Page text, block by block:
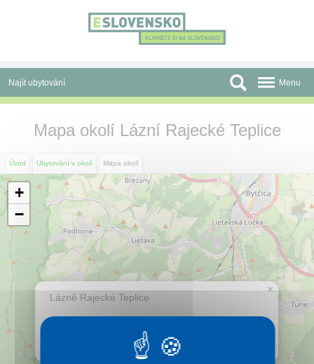
Najít ubytování
Autobusové zájezdy
Skupiny a konference
Před cestou
Atrakce
O nás
Menu
Mapa okolí Lázní Rajecké Teplice
Úvod Ubytování v okolí Mapa okolí
Lázně Rajecké Teplice
Jedno z nejkrásněji položených slovenských
lázeňských městeček kousek ze severní Moravy.
×
+
−